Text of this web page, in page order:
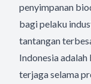
penyimpanan
bagi pelaku
tantangan
Indonesia
terjaga selama